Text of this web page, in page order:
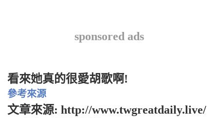
sponsored ads
看來她真的很愛胡歌啊!
參考來源
文章來源: http://www.twgreatdaily.live/